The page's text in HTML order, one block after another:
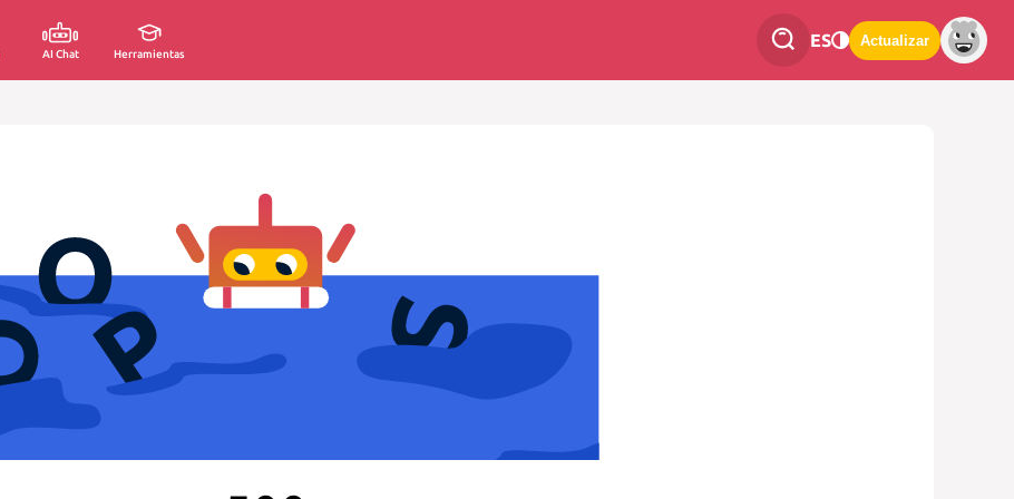
AI Chat Herramientas
ES Actualizar